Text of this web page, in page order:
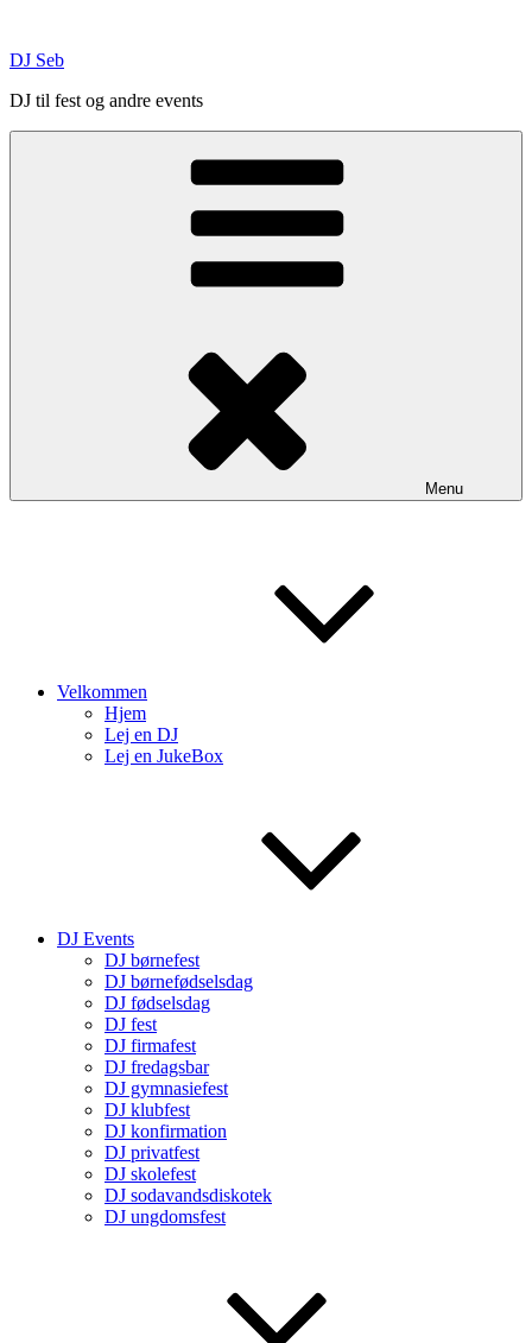
content
DJ Seb
DJ til fest og andre events
Menu
Velkommen
Hjem
Lej en DJ
Lej en JukeBox
DJ Events
DJ børnefest
DJ børnefødselsdag
DJ fødselsdag
DJ fest
DJ firmafest
DJ fredagsbar
DJ gymnasiefest
DJ klubfest
DJ konfirmation
DJ privatfest
DJ skolefest
DJ sodavandsdiskotek
DJ ungdomsfest